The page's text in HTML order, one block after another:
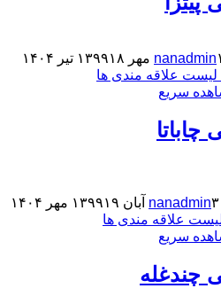
nanadmin
۱۸ تیر ۱۴۰۴
لیست علاقه مندی ها
سریع
چاباتا
nanadmin۱۳۹۹
۱۹ مهر ۱۴۰۴
علاقه مندی ها
سریع
چندغله